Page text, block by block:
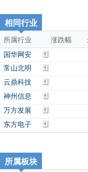
相同行业
所属行业 涨跌幅
国华网安
常山北明
云鼎科技
神州信息
万方发展
东方电子
所属板块